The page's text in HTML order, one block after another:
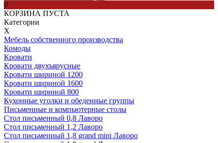
0
КОРЗИНА ПУСТА
Категории
Х
Мебель собственного производства
Комоды
Кровати
Кровати двухъярусные
Кровати шириной 1200
Кровати шириной 1600
Кровати шириной 800
Кухонные уголки и обеденные группы
Письменные и компьютерные столы
Стол письменный 0,8 Лаворо
Стол письменный 1,2 Лаворо
Стол письменный 1,8 grand mini Лаворо